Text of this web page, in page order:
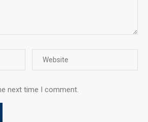
next time I comment.